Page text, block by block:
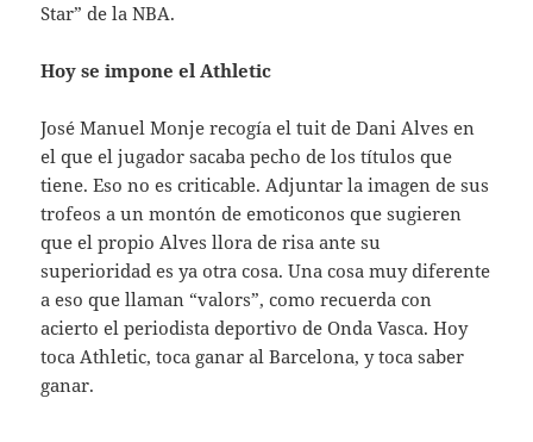
Star” de la NBA.
Hoy se impone el Athletic
José Manuel Monje recogía el tuit de Dani Alves en
el que el jugador sacaba pecho de los títulos que
tiene. Eso no es criticable. Adjuntar la imagen de sus
trofeos a un montón de emoticonos que sugieren
que el propio Alves llora de risa ante su
superioridad es ya otra cosa. Una cosa muy diferente
a eso que llaman “valors”, como recuerda con
acierto el periodista deportivo de Onda Vasca. Hoy
toca Athletic, toca ganar al Barcelona, y toca saber
ganar.